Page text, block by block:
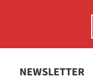
NEWSLETTER